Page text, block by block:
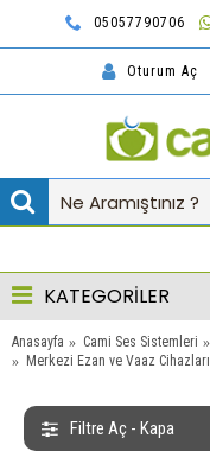
05057790706
Oturum Aç
KATEGORİLER
Anasayfa Cami Ses Sistemleri
Merkezi Ezan ve Vaaz Cihazları
Filtre Aç - Kapa